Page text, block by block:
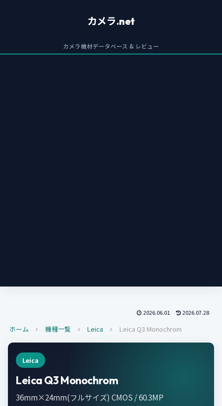
カメラ.net
カメラ機材データベース & レビュー
2026.06.01 2026.07.28
ホーム 機種一覧 Leica Leica Q3 Monochrom
Leica
Leica Q3 Monochrom
36mm×24mm(フルサイズ) CMOS / 60.3MP